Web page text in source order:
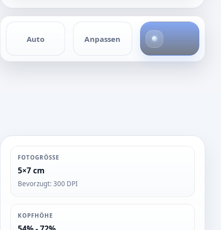
Auto Anpassen
o
FOTOGRÖSSE
5×7 cm
Bevorzugt: 300 DPI
KOPFHÖHE